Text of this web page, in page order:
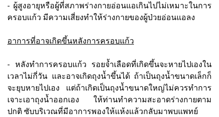
- ผู้สูงอายุหรือผู้ที่สภาพร่างกายอ่อนแอเกินไปไม่เหมาะในการ
ครอบแก้ว มีความเสี่ยงทำให้ร่างกายของผู้ป่วยอ่อนแอลง
อาการที่อาจเกิดขึ้นหลังการครอบแก้ว
- หลังทำการครอบแก้ว รอยจ้ำเลือดที่เกิดขึ้นจะหายไปเองใน
เวลาไม่กี่วัน และอาจเกิดถุงน้ำขึ้นได้ ถ้าเป็นถุงน้ำขนาดเล็กก็
จะยุบหายไปเอง แต่ถ้าเกิดเป็นถุงน้ำขนาดใหญ่ไม่ควรทำการ
เจาะเอาถุงน้ำออกเอง ให้ท่านทำความสะอาดร่างกายตาม
ปกติ ซับบริเวณที่มีอาการพองให้แห้งแล้วกลับมาพบแพทย์